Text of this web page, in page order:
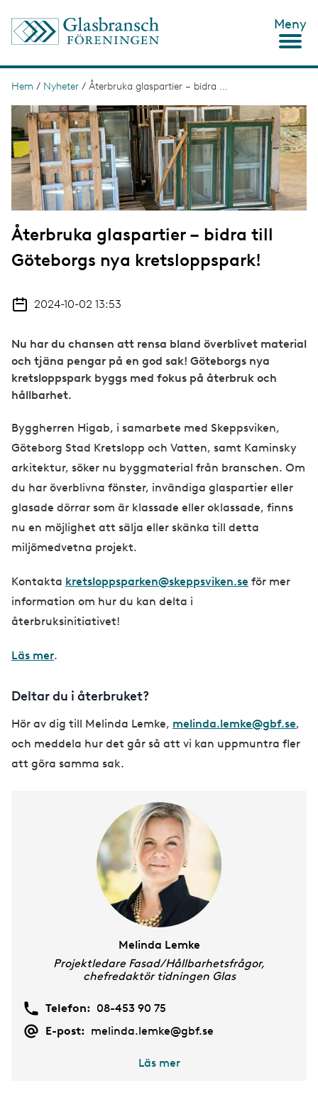
Meny
L
ä
n
k
s
t
g
Hem / Nyheter / Återbruka glaspartier – bidra ...
I
m
a
g
e
Återbruka glaspartier – bidra till
Göteborgs nya kretsloppspark!
2024-10-02 13:53
Nu har du chansen att rensa bland överblivet material
och tjäna pengar på en god sak! Göteborgs nya
kretsloppspark byggs med fokus på återbruk och
hållbarhet.
Byggherren Higab, i samarbete med Skeppsviken,
Göteborg Stad Kretslopp och Vatten, samt Kaminsky
arkitektur, söker nu byggmaterial från branschen. Om
du har överblivna fönster, invändiga glaspartier eller
glasade dörrar som är klassade eller oklassade, finns
nu en möjlighet att sälja eller skänka till detta
miljömedvetna projekt.
Kontakta kretsloppsparken@skeppsviken.se för mer
information om hur du kan delta i
återbruksinitiativet!
Läs mer.
Deltar du i återbruket?
Hör av dig till Melinda Lemke, melinda.lemke@gbf.se,
och meddela hur det går så att vi kan uppmuntra fler
att göra samma sak.
Melinda Lemke
Projektledare Fasad/Hållbarhetsfrågor,
chefredaktör tidningen Glas
Telefon: 08-453 90 75
E-post: melinda.lemke@gbf.se
Läs mer